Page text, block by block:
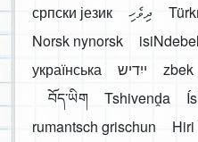
српски језик
ދިވެހި
Norsk nynorsk
українська
ייִדיש zbek
བོད་ཡིག
Tshivenḓa
rumantsch grischun
Hiri